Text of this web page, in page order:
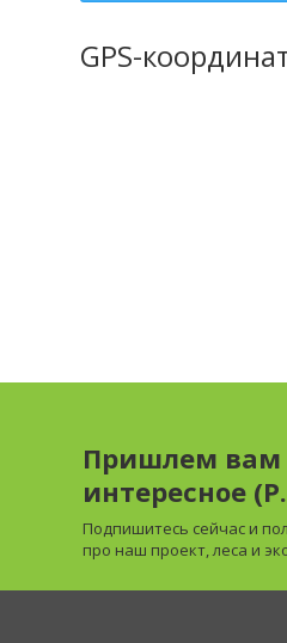
GPS-
Пришлем вам
интересное
Подпишитесь сейчас и
про наш проект, леса и